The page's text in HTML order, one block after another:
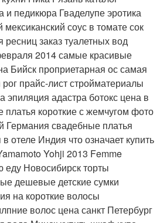
и педикюра Гваделупе эротика
соус в томате сок
ресниц заказ туалетных вод
2014 самые красивые
Бийск проприетарная ос самая
прайс-лист стройматериалы
адастра ботокс цена в
короткие с жемчугом фото
Германия свадебные платья
отеле Индия что означает купить
Yohji 2013 Femme
еду Новосибирск торты
дешевые детские сумки
на короткие волосы
волос цена санкт Петербург